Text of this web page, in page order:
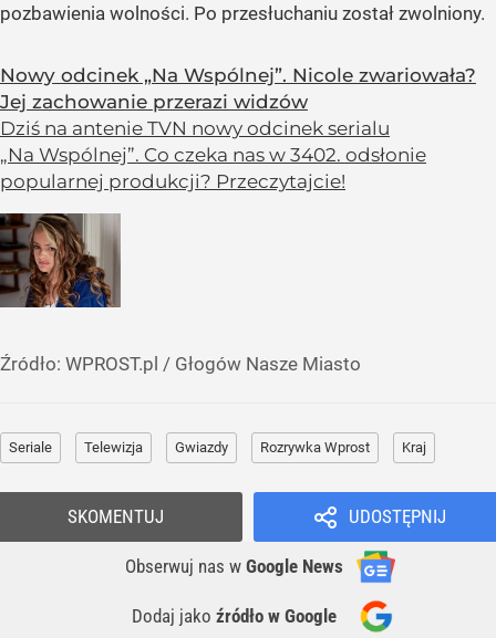
pozbawienia wolności. Po przesłuchaniu został zwolniony.
Nowy odcinek „Na Wspólnej”. Nicole zwariowała?
Jej zachowanie przerazi widzów
Dziś na antenie TVN nowy odcinek serialu
„Na Wspólnej”. Co czeka nas w 3402. odsłonie
popularnej produkcji? Przeczytajcie!
Źródło: WPROST.pl / Głogów Nasze Miasto
Seriale Telewizja Gwiazdy Rozrywka Wprost Kraj
UDOSTĘPNIJ
Obserwuj nas w Google News
Dodaj jako źródło w Google
SKOMENTUJ